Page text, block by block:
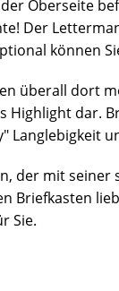
Oberseite
Der
können
überall dort
dar.
Langlebigkeit
der mit
Briefkasten
Sie.